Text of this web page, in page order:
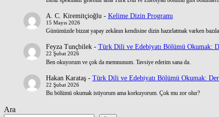
A. C. Kiremitçioğlu - Kelime Dizin Programı
15 Mayıs 2026
Günümüzde bizzat yapay zekânın kendisine dizin hazırlatmak varken
Feyza Tunçbilek- Türk Dili ve Edebiyatı Bölümü Okumak:
22 Şubat 2026
Ben okuyorum ve çok da memnunum. Tavsiye ederim sana da.
Hakan Karataş- Türk Dili ve Edebiyatı Bölümü Okumak:
22 Şubat 2026
Bu bölümü okumak istiyorum ama korkuyorum. Çok mu zor olur?
Ara